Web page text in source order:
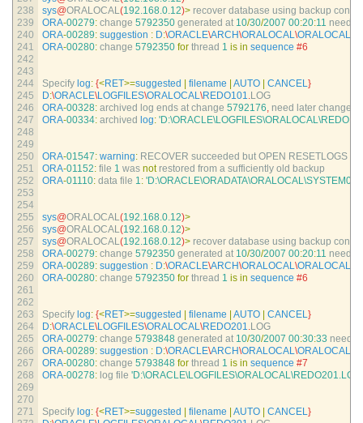
238
239
240
241
242
243
244
245
246
247
248
249
250
251
252
253
254
255
256
257
258
259
260
261
262
263
264
265
266
267
268
269
270
271
sys@ORALOCAL(192.168.0.12)> recover database using backup
ORA-00279: change 5792350 generated at 10/30/2007 00:20:11
ORA-00289: suggestion : D:\ORACLE\ARCH\ORALOCAL\
ORA-00280: change 5792350 for thread 1 is in sequence #6
Specify log: {<RET>=suggested filename AUTO CANCEL}
D:\ORACLE\LOGFILES\ORALOCAL\REDO101.LOG
ORA-00328: archived log ends at change 5792176, need later change
ORA-00334: archived log:
ORA-01547: warning: RECOVER succeeded but OPEN RESETLOGS
ORA-01152: file 1 was not restored from a sufficiently old backup
ORA-01110: data file 1:
sys@ORALOCAL(192.168.0.12)>
sys@ORALOCAL(192.168.0.12)>
sys@ORALOCAL(192.168.0.12)> recover database using backup
ORA-00279: change 5792350 generated at 10/30/2007 00:20:11
ORA-00289: suggestion : D:\ORACLE\ARCH\ORALOCAL\
ORA-00280: change 5792350 for thread 1 is in sequence #6
Specify log: {<RET>=suggested filename AUTO CANCEL}
D:\ORACLE\LOGFILES\ORALOCAL\REDO201.LOG
ORA-00279: change 5793848 generated at 10/30/2007 00:30:33
ORA-00289: suggestion : D:\ORACLE\ARCH\ORALOCAL\
ORA-00280: change 5793848 for thread 1 is in sequence #7
ORA-00278: log file 'D:\ORACLE\LOGFILES\ORALOCAL\REDO201.LOG'
Specify log: {<RET>=suggested filename AUTO CANCEL}